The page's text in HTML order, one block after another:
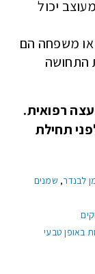
יכול
או משפחה הם
התחושה
רפואית.
תחילת
לבנדר, שמנים
באופן טבעי